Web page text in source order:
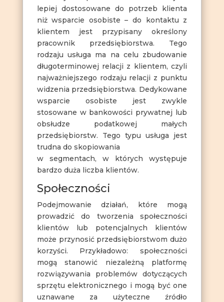
lepiej dostosowane do potrzeb klienta
niż wsparcie osobiste – do kontaktu z
klientem jest przypisany określony
pracownik przedsiębiorstwa. Tego
rodzaju usługa ma na celu zbudowanie
długoterminowej relacji z klientem, czyli
najważniejszego rodzaju relacji z punktu
widzenia przedsiębiorstwa. Dedykowane
wsparcie osobiste jest zwykle
stosowane w bankowości prywatnej lub
obsłudze podatkowej małych
przedsiębiorstw. Tego typu usługa jest
trudna do skopiowania
w segmentach, w których występuje
bardzo duża liczba klientów.
Społeczności
Podejmowanie działań, które mogą
prowadzić do tworzenia społeczności
klientów lub potencjalnych klientów
może przynosić przedsiębiorstwom dużo
korzyści. Przykładowo: społeczności
mogą stanowić niezależną platformę
rozwiązywania problemów dotyczących
sprzętu elektronicznego i mogą być one
uznawane za użyteczne źródło